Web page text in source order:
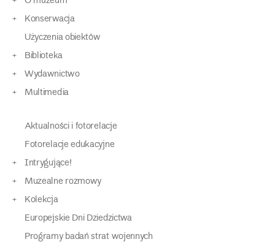
Konserwacja
Użyczenia obiektów
Biblioteka
Wydawnictwo
Multimedia
Aktualności i fotorelacje
Fotorelacje edukacyjne
Intrygujące!
Muzealne rozmowy
Kolekcja
Europejskie Dni Dziedzictwa
Programy badań strat wojennych